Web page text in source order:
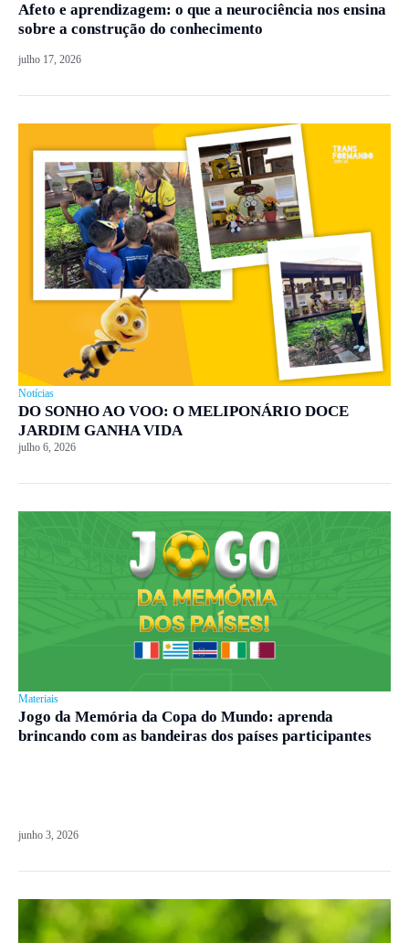
Afeto e aprendizagem: o que a neurociência nos ensina
sobre a construção do conhecimento
julho 17, 2026
Notícias
DO SONHO AO VOO: O MELIPONÁRIO DOCE
JARDIM GANHA VIDA
julho 6, 2026
Materiais
Jogo da Memória da Copa do Mundo: aprenda
brincando com as bandeiras dos países participantes
junho 3, 2026